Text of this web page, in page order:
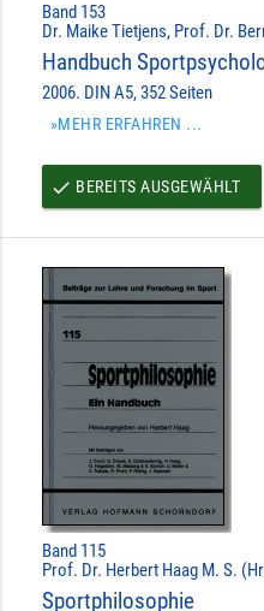
Band 153
Dr. Maike Tietjens, Prof. Dr.
Handbuch
2006. DIN A5, 352 Seiten
»MEHR ERFAHREN ...
done BEREITS AUSGEWÄHLT
Band 115
Prof. Dr. Herbert Haag M. S.
Sportphilosophie